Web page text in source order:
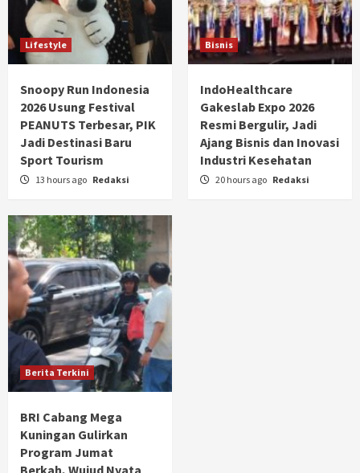
Lifestyle
Snoopy Run Indonesia
2026 Usung Festival
PEANUTS Terbesar, PIK
Jadi Destinasi Baru
Sport Tourism
13 hours ago Redaksi
Bisnis
IndoHealthcare
Gakeslab Expo 2026
Resmi Bergulir, Jadi
Ajang Bisnis dan Inovasi
Industri Kesehatan
20 hours ago Redaksi
Berita Terkini
BRI Cabang Mega
Kuningan Gulirkan
Program Jumat